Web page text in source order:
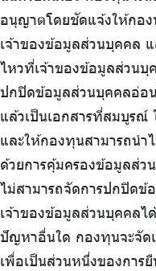
อนุญาตโดยชัดแจ้งให้กอ
เจ้าของข้อมูลส่วนบุคคล
ไหวที่เจ้าของข้อมูลส่วน
ปกปิดข้อมูลส่วนบุคคลอ่อ
แล้วเป็นเอกสารที่สมบูรณ์
และให้กองทุนสามารถนำ
ด้วยการคุ้มครองข้อมูลส่
ไม่สามารถจัดการปกปิด
เจ้าของข้อมูลส่วนบุคคลไ
ปัญหาอื่นใด กองทุนจะจั
เพื่อเป็นส่วนหนึ่งของการ